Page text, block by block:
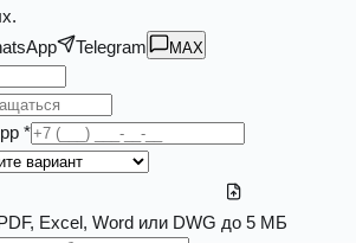
Telegram MAX
*
Excel, Word или DWG до 5 МБ